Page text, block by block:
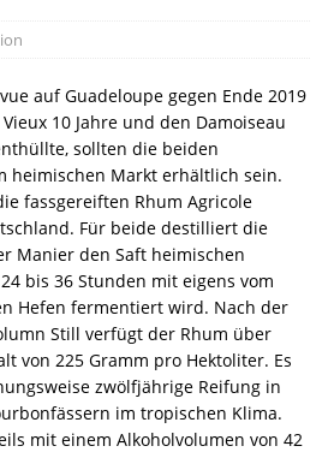
auf Guadeloupe gegen Ende 2019
10 Jahre und den Damoiseau
sollten die beiden
heimischen Markt erhältlich sein.
fassgereiften Rhum Agricole
Für beide destilliert die
Manier den Saft heimischen
bis 36 Stunden mit eigens vom
Hefen fermentiert wird. Nach der
Still verfügt der Rhum über
von 225 Gramm pro Hektoliter. Es
zwölfjährige Reifung in
im tropischen Klima.
mit einem Alkoholvolumen von 42